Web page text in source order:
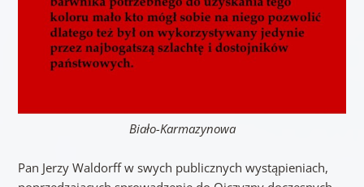
Biało-Karmazynowa
Pan Jerzy Waldorff w swych publicznych wystąpieniach,